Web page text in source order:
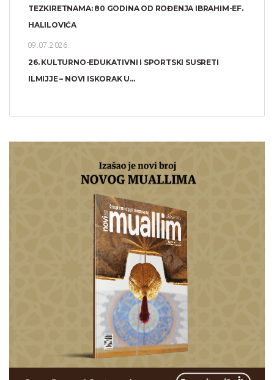
TEZKIRETNAMA: 80 GODINA OD ROĐENJA IBRAHIM-EF.
HALILOVIĆA
09.07.2026.
26. KULTURNO-EDUKATIVNI I SPORTSKI SUSRETI
ILMIJJE – NOVI ISKORAK U...